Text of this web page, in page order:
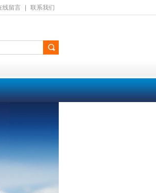
线留言 联系我们